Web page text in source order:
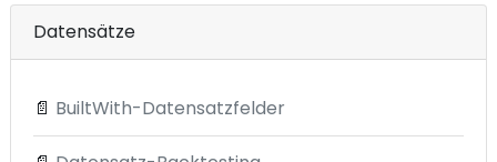
Datensätze
📄 BuiltWith-Datensatzfelder